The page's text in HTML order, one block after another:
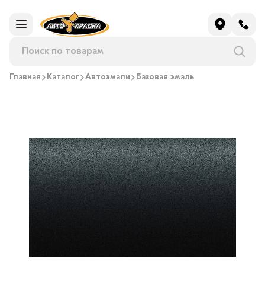
Главная Каталог Автоэмали Базовая эмаль